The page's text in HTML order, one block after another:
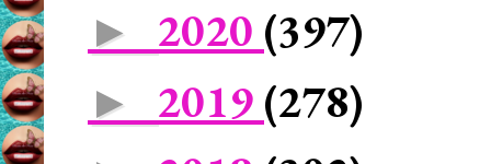
► 2020 (397)
► 2019 (278)